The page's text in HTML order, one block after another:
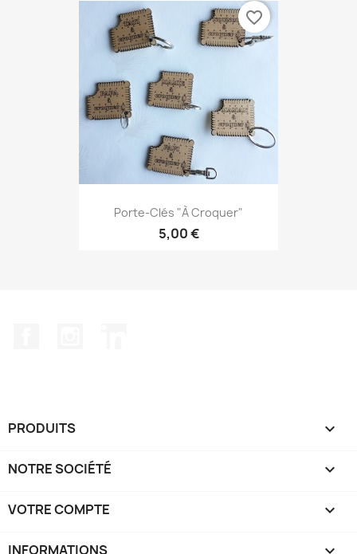
Porte-Clés "à Croquer"
5,00 €
favorite_border
PRODUITS 
NOTRE SOCIÉTÉ 
VOTRE COMPTE 
INFORMATIONS